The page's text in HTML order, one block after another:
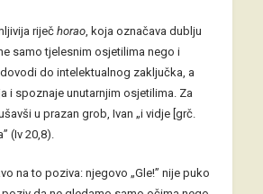
riječ horao, koja označava dublju
samo tjelesnim osjetilima nego i
do intelektualnog zaključka, a
i spoznaje unutarnjim osjetilima. Za
u prazan grob, Ivan „i vidje [grč.
(Iv 20,8).
na to poziva: njegovo „Gle!” nije puko